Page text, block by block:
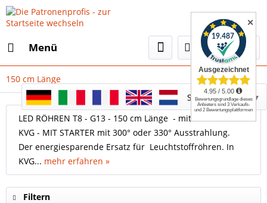
Menü
Select Language▼
150 cm Länge
LED RÖHREN T8 - G13 - 150 cm Länge - mit Starter FÜR
KVG - MIT STARTER mit 300° oder 330° Ausstrahlung.
Der energiesparende Ersatz für Leuchtstoffröhren. In
KVG... mehr erfahren »
Filtern
✕